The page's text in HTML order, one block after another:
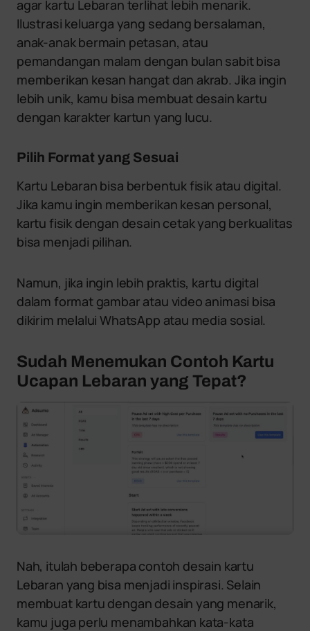
agar kartu Lebaran terlihat lebih menarik.
Ilustrasi keluarga yang sedang bersalaman,
anak-anak bermain petasan, atau
pemandangan malam dengan bulan sabit bisa
memberikan kesan hangat dan akrab. Jika ingin
lebih unik, kamu bisa membuat desain kartu
dengan karakter kartun yang lucu.
Pilih Format yang Sesuai
Kartu Lebaran bisa berbentuk fisik atau digital.
Jika kamu ingin memberikan kesan personal,
kartu fisik dengan desain cetak yang berkualitas
bisa menjadi pilihan.
Namun, jika ingin lebih praktis, kartu digital
dalam format gambar atau video animasi bisa
dikirim melalui WhatsApp atau media sosial.
Sudah Menemukan Contoh Kartu
Ucapan Lebaran yang Tepat?
Nah, itulah beberapa contoh desain kartu
Lebaran yang bisa menjadi inspirasi. Selain
membuat kartu dengan desain yang menarik,
kamu juga perlu menambahkan kata-kata